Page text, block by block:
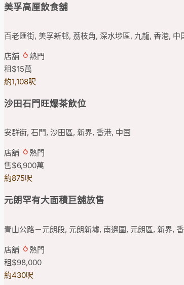
美孚高厘飲食舖
百老匯街, 美孚新邨, 荔枝角, 深水埗區, 九龍, 香港, 中
店舖
熱門
租 $15萬
約1,108呎
沙田石門旺爆茶飲位
安群街, 石門, 沙田區, 新界, 香港, 中国
店舖
熱門
售$6,900萬
約875呎
元朗罕有大面積巨舖放售
青山公路－元朗段, 元朗新墟, 南邊圍, 元朗區, 新界,
店舖
熱門
租$98,000
約430呎